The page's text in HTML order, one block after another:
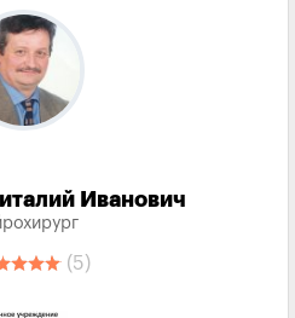
Иванович
(5)